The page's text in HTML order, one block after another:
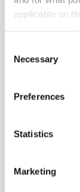
applicable on
the Privacy
Collect
Identify
Find out more
and set your
Selection
Necessary
Preferences
Statistics
Marketing
Mobilität -
E-Mobilität setzt
übernehmen. Ab
sein.